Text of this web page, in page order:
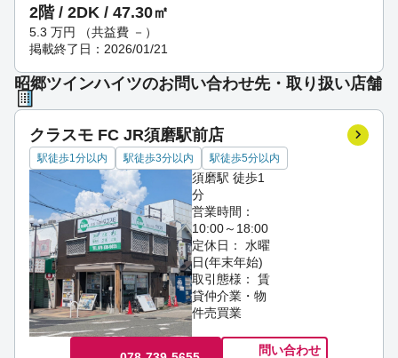
2階 / 2DK / 47.30㎡
5.3 万円 （共益費 －）
掲載終了日：2026/01/21
昭郷ツインハイツのお問い合わせ先・取り扱い店舗
クラスモ FC JR須磨駅前店
駅徒歩1分以内 駅徒歩3分以内 駅徒歩5分以内
須磨駅 徒歩1
分
営業時間：
10:00～18:00
定休日： 水曜
日(年末年始)
取引態様： 賃
貸仲介業・物
件売買業
問い合わせ